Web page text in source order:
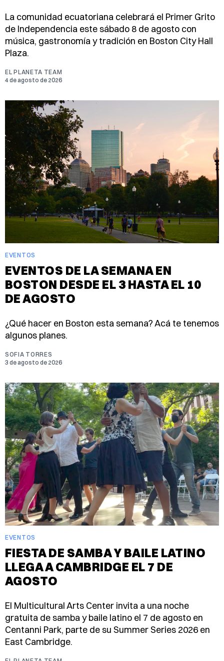
La comunidad ecuatoriana celebrará el Primer Grito
de Independencia este sábado 8 de agosto con
música, gastronomía y tradición en Boston City Hall
Plaza.
EL PLANETA TEAM
4 de agosto de 2026
EVENTOS
EVENTOS DE LA SEMANA EN
BOSTON DESDE EL 3 HASTA EL 10
DE AGOSTO
¿Qué hacer en Boston esta semana? Acá te tenemos
algunos planes.
SOFIA TORRES
3 de agosto de 2026
EVENTOS
FIESTA DE SAMBA Y BAILE LATINO
LLEGA A CAMBRIDGE EL 7 DE
AGOSTO
El Multicultural Arts Center invita a una noche
gratuita de samba y baile latino el 7 de agosto en
Centanni Park, parte de su Summer Series 2026 en
East Cambridge.